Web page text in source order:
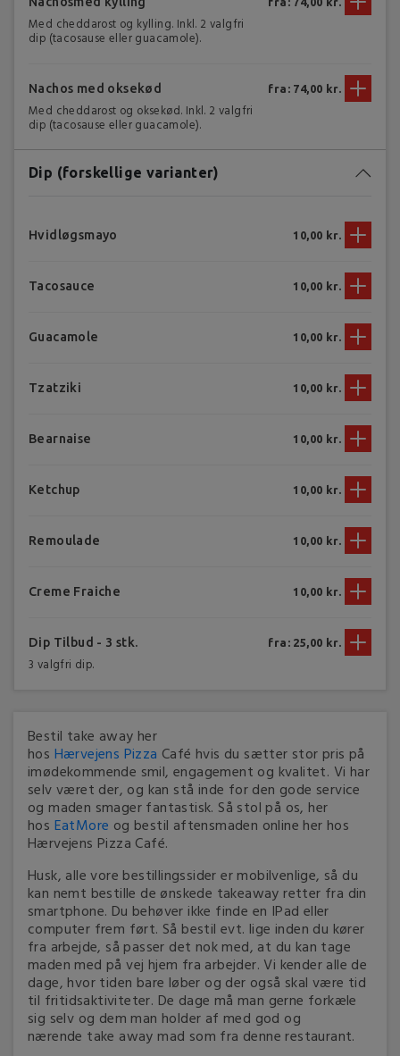
Med cheddarost og kylling. Inkl. 2 valgfri
dip (tacosause eller guacamole).
Nachos med oksekød
Med cheddarost og oksekød. Inkl. 2 valgfri
dip (tacosause eller guacamole).
fra: 74,00 kr.
Dip (forskellige varianter)
Hvidløgsmayo 10,00 kr.
Tacosauce 10,00 kr.
Guacamole 10,00 kr.
Tzatziki 10,00 kr.
Bearnaise 10,00 kr.
Ketchup 10,00 kr.
Remoulade 10,00 kr.
Creme Fraiche 10,00 kr.
Dip Tilbud - 3 stk.
3 valgfri dip.
fra: 25,00 kr.
Bestil take away her
hos Hærvejens Pizza Café hvis du sætter stor pris på
imødekommende smil, engagement og kvalitet. Vi har
selv været der, og kan stå inde for den gode service
og maden smager fantastisk. Så stol på os, her
hos EatMore og bestil aftensmaden online her hos
Hærvejens Pizza Café.
Husk, alle vore bestillingssider er mobilvenlige, så du
kan nemt bestille de ønskede takeaway retter fra din
smartphone. Du behøver ikke finde en IPad eller
computer frem ført. Så bestil evt. lige inden du kører
fra arbejde, så passer det nok med, at du kan tage
maden med på vej hjem fra arbejder. Vi kender alle de
dage, hvor tiden bare løber og der også skal være tid
til fritidsaktiviteter. De dage må man gerne forkæle
sig selv og dem man holder af med god og
nærende take away mad som fra denne restaurant.